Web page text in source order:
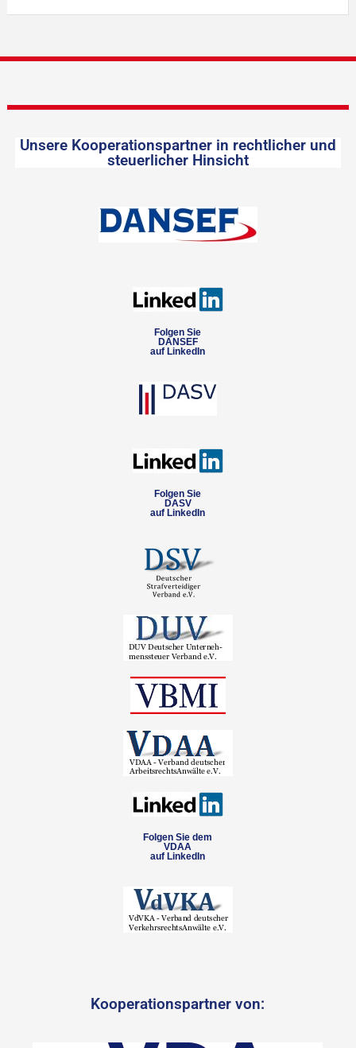
Unsere Kooperationspartner in rechtlicher und
steuerlicher Hinsicht
Folgen Sie
DANSEF
auf LinkedIn
Folgen Sie
DASV
auf LinkedIn
Folgen Sie dem
VDAA
auf LinkedIn
Kooperationspartner von: